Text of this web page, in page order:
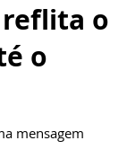
reflita o
o
mensagem